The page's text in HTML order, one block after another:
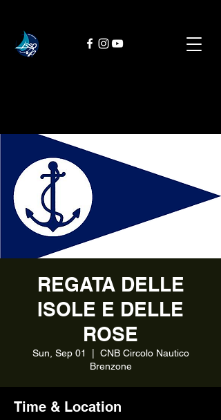
REGATA DELLE
ISOLE E DELLE
ROSE
Sun, Sep 01
CNB Circolo Nautico
Brenzone
Time & Location